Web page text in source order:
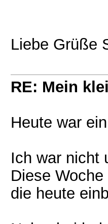
Liebe Grüße
RE: Mein
Heute war
Ich war nicht
Diese
die heute